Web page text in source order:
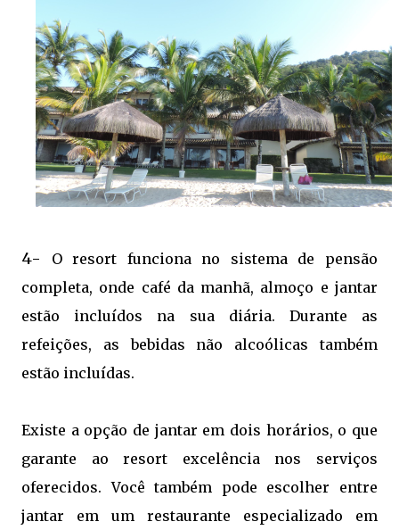
4- O resort funciona no sistema de pensão
completa, onde café da manhã, almoço e jantar
estão incluídos na sua diária. Durante as
refeições, as bebidas não alcoólicas também
estão incluídas.
Existe a opção de jantar em dois horários, o que
garante ao resort excelência nos serviços
oferecidos. Você também pode escolher entre
jantar em um restaurante especializado em